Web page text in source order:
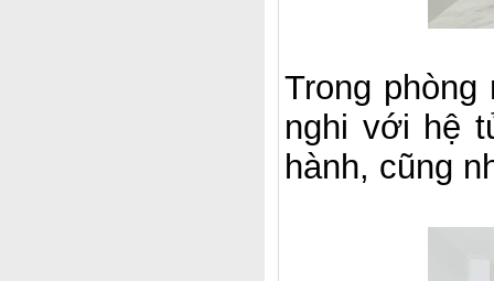
Trong
nghi với hệ
hành, cũng